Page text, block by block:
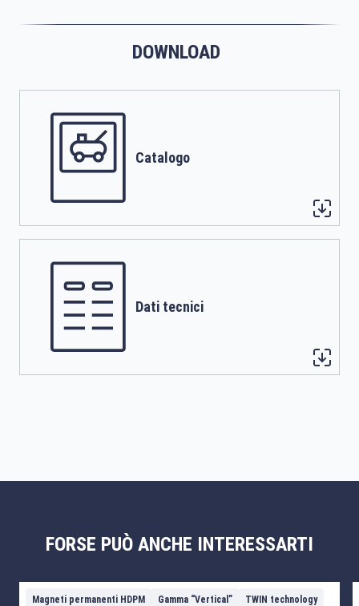
DOWNLOAD
Catalogo
Dati tecnici
FORSE PUÒ ANCHE INTERESSARTI
Magneti permanenti HDPM Gamma “Vertical” TWIN technology